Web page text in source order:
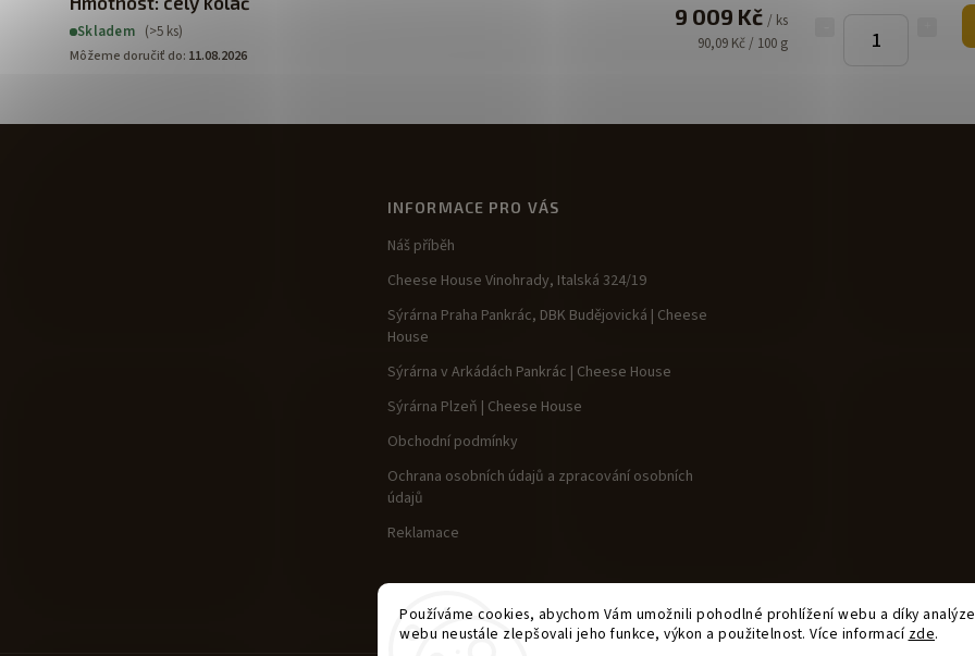
Používáme cookies, abychom Vám umožnili pohodlné prohlížení webu a díky
webu neustále zlepšovali jeho funkce, výkon a použitelnost. Více informací zde.
Skladem (>5 ks)
Môžeme doručiť do: 11.08.2026
9 009 Kč / ks
90,09 Kč / 100 g
INFORMACE PRO VÁS
Náš příběh
Cheese House Vinohrady, Italská 324/19
Sýrárna Praha Pankrác, DBK Budějovická | Cheese
House
Sýrárna v Arkádách Pankrác | Cheese House
Sýrárna Plzeň | Cheese House
Obchodní podmínky
Ochrana osobních údajů a zpracování osobních
údajů
Reklamace